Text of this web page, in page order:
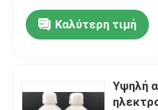
Καλύτερη τιμή
Υψηλή